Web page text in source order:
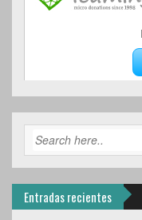
Entradas recientes